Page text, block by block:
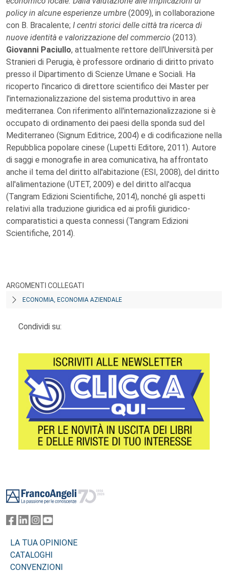
policy in alcune esperienze umbre (2009), in collaborazione
con B. Bracalente; I centri storici delle città tra ricerca di
nuove identità e valorizzazione del commercio (2013).
Giovanni Paciullo, attualmente rettore dell'Università per
Stranieri di Perugia, è professore ordinario di diritto privato
presso il Dipartimento di Scienze Umane e Sociali. Ha
ricoperto l'incarico di direttore scientifico dei Master per
l'internazionalizzazione del sistema produttivo in area
mediterranea. Con riferimento all'internazionalizzazione si è
occupato di ordinamento dei paesi della sponda sud del
Mediterraneo (Signum Editrice, 2004) e di codificazione nella
Repubblica popolare cinese (Lupetti Editore, 2011). Autore
di saggi e monografie in area comunicativa, ha affrontato
anche il tema del diritto all'abitazione (ESI, 2008), del diritto
all'alimentazione (UTET, 2009) e del diritto all'acqua
(Tangram Edizioni Scientifiche, 2014), nonché gli aspetti
relativi alla traduzione giuridica ed ai profili giuridico-
comparatistici a questa connessi (Tangram Edizioni
Scientifiche, 2014).
ARGOMENTI COLLEGATI
ECONOMIA, ECONOMIA AZIENDALE
Condividi su:
LA TUA OPINIONE
CATALOGHI
CONVENZIONI